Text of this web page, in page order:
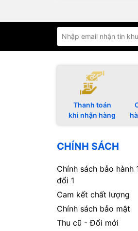
Thanh toán
khi nhận hàng
CHÍNH SÁCH
Chính sách bảo hành
đổi 1
Cam kết chất lượng
Chính sách bảo mật
Thu cũ - Đổi mới